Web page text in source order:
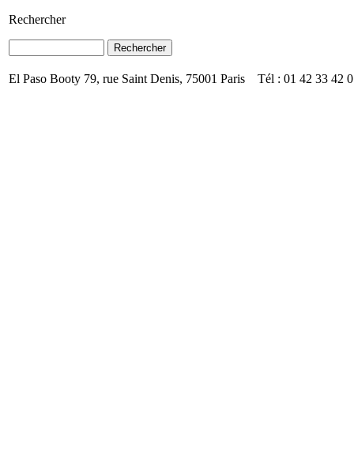
Rechercher
El Paso Booty 79, rue Saint Denis, 75001 Paris Tél : 01 42 33 42